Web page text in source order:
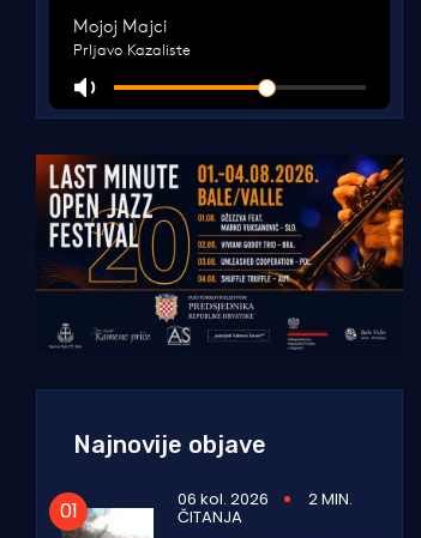
Najnovije objave
06 kol. 2026 2 MIN.
ČITANJA